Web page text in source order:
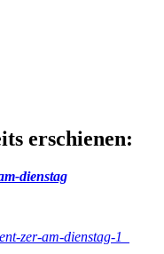
erschienen:
dienstag
zer-am-dienstag-1